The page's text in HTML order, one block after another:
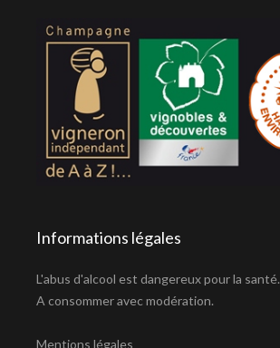
Informations légales
L'abus d'alcool est dangereux pour la santé.
A consommer avec modération.
Mentions légales